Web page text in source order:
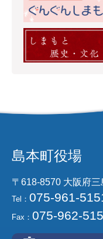
島本町役場
〒618-8570 大阪府
Tel： 075-961-
Fax： 075-962-